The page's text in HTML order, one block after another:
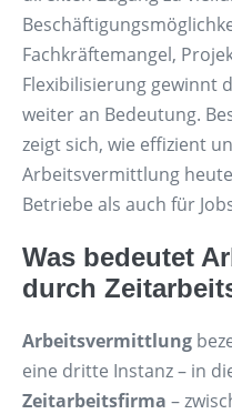
Fachkräftemangel,
Flexibilisierung gewinnt
weiter an Bedeutung.
zeigt sich, wie effizient
Arbeitsvermittlung
Betriebe als auch für
Was bedeutet
durch
Arbeitsvermittlung
eine dritte Instanz – in
Zeitarbeitsfirma –